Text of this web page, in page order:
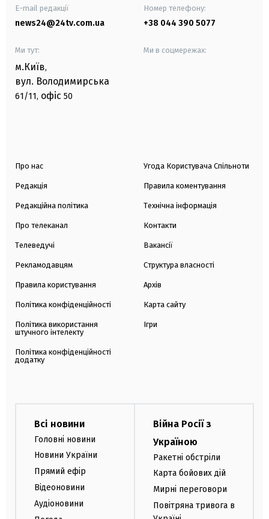
E-mail редакції
news24@24tv.com.ua
Номер телефону:
+38 044 390 5077
Ми тут:
м.Київ,
вул. Володимирська
61/11, офіс 50
Ми в соцмережах:
Про нас
Редакція
Редакційна політика
Про телеканал
Телеведучі
Рекламодавцям
Правила користування
Політика конфіденційності
Політика використання
штучного інтелекту
Політика конфіденційності
додатку
Угода Користувача Спільноти
Правила коментування
Технічна інформація
Контакти
Вакансії
Структура власності
Архів
Карта сайту
Ігри
Всі новини
Головні новини
Новини України
Прямий ефір
Відеоновини
Аудіоновини
Війна Росії з
Україною
Ракетні обстріли
Карта бойових дій
Мирні переговори
Повітряна тривога в